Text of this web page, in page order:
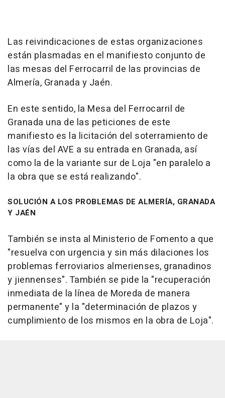
Las reivindicaciones de estas organizaciones
están plasmadas en el manifiesto conjunto de
las mesas del Ferrocarril de las provincias de
Almería, Granada y Jaén.
En este sentido, la Mesa del Ferrocarril de
Granada una de las peticiones de este
manifiesto es la licitación del soterramiento de
las vías del AVE a su entrada en Granada, así
como la de la variante sur de Loja "en paralelo a
la obra que se está realizando".
SOLUCIÓN A LOS PROBLEMAS DE ALMERÍA, GRANADA
Y JAÉN
También se insta al Ministerio de Fomento a que
"resuelva con urgencia y sin más dilaciones los
problemas ferroviarios almerienses, granadinos
y jiennenses". También se pide la "recuperación
inmediata de la línea de Moreda de manera
permanente" y la "determinación de plazos y
cumplimiento de los mismos en la obra de Loja".